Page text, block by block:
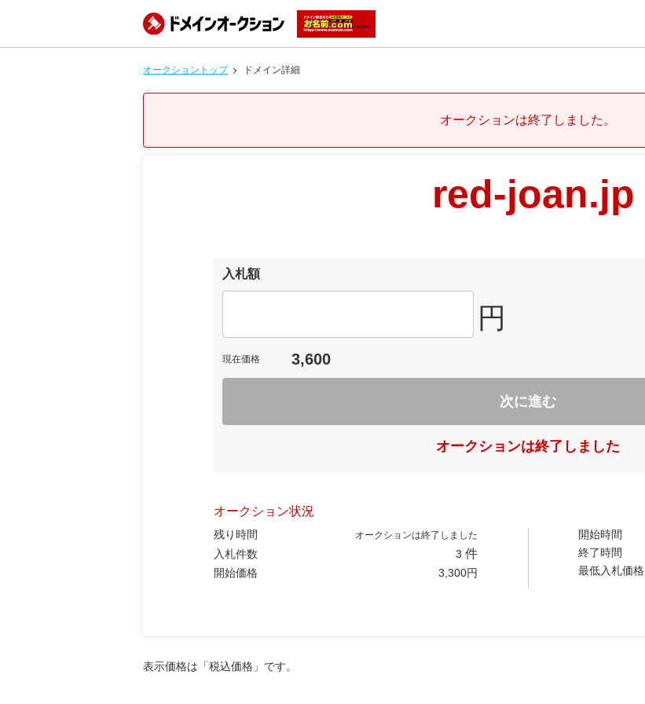
オークショントップ ドメイン詳細
オークションは終了しました。
red-joan.jp
入札額
円
現在価格 3,600
次に進む
オークションは終了しました
オークション状況
残り時間 オークションは終了しました
入札件数 3 件
開始価格 3,300円
開始時間
終了時間
最低入札価格
表示価格は「税込価格」です。